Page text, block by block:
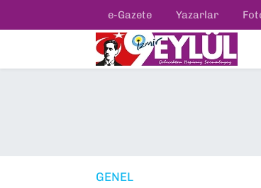
e-Gazete Yazarlar
GENEL
Resmi İlanlar
Konak Nöbetçi Eczaneler